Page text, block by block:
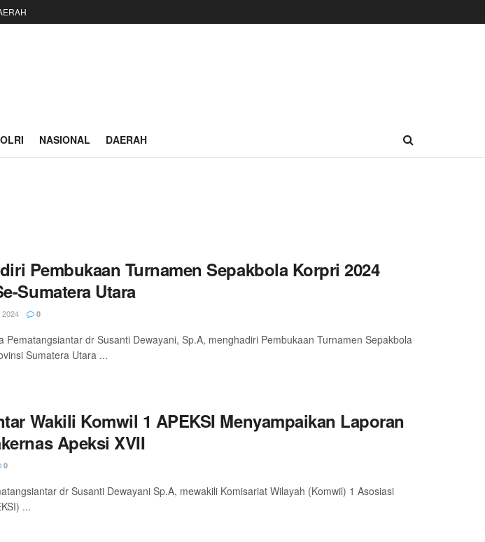
NASIONAL DAERAH
Pembukaan Turnamen Sepakbola Korpri 2024
Sumatera Utara
0
Pematangsiantar dr Susanti Dewayani, Sp.A, menghadiri Pembukaan Turnamen Sepakbola
Sumatera Utara ...
Wakili Komwil 1 APEKSI Menyampaikan Laporan
Apeksi XVII
0
dr Susanti Dewayani Sp.A, mewakili Komisariat Wilayah (Komwil) 1 Asosiasi
...